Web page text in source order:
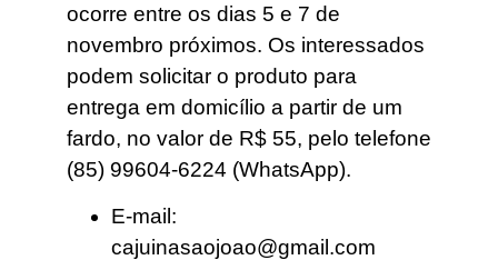
ocorre entre os dias 5 e 7 de
novembro próximos. Os interessados
podem solicitar o produto para
entrega em domicílio a partir de um
fardo, no valor de R$ 55, pelo telefone
(85) 99604-6224 (WhatsApp).
E-mail:
cajuinasaojoao@gmail.com